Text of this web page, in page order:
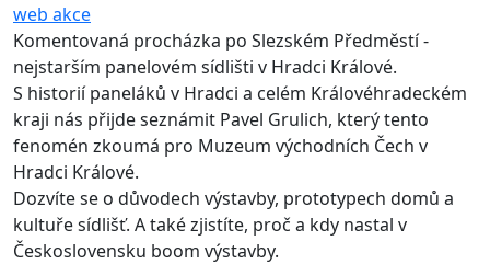
web akce
Komentovaná procházka po Slezském Předměstí -
nejstarším panelovém sídlišti v Hradci Králové.
S historií paneláků v Hradci a celém Královéhradeckém
kraji nás přijde seznámit Pavel Grulich, který tento
fenomén zkoumá pro Muzeum východních Čech v
Hradci Králové.
Dozvíte se o důvodech výstavby, prototypech domů a
kultuře sídlišť. A také zjistíte, proč a kdy nastal v
Československu boom výstavby.